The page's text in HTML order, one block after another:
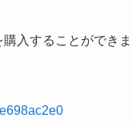
入することができま